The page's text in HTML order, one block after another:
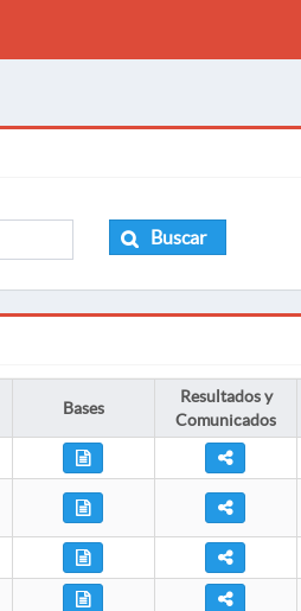
Buscar
Bases
Resultados y
Comunicados